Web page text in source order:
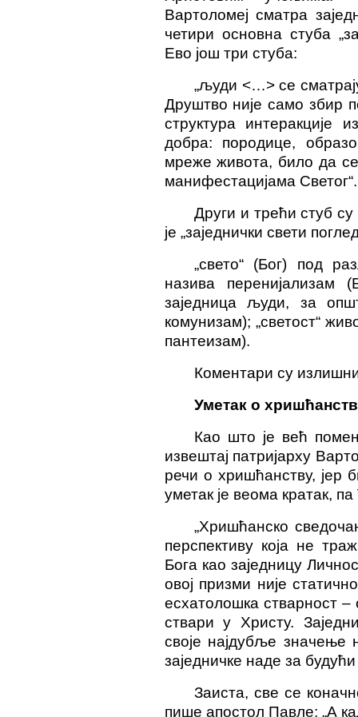
Вартоломеј сматра
четири основна стуба
Ево још три стуба:
„људи <…> се
Друштво није само збир
структура интеракције
добра: породице,
мреже живота, било да
манифестацијама Светог“.
Други и трећи стуб
је „заједнички свети
„свето“ (Бог) под
назива перенијализам
заједница људи, за
комунизам); „светост“
пантеизам).
Коментари су
Уметак о
Као што је већ
извештај патријарху
речи о хришћанству, јер
уметак је веома кратак,
„Хришћанско
перспективу која не
Бога као заједницу
овој призми није
есхатолошка стварност
ствари у Христу.
своје најдубље значење
заједничке наде за
Заиста, све се
пише апостол Павле: „А